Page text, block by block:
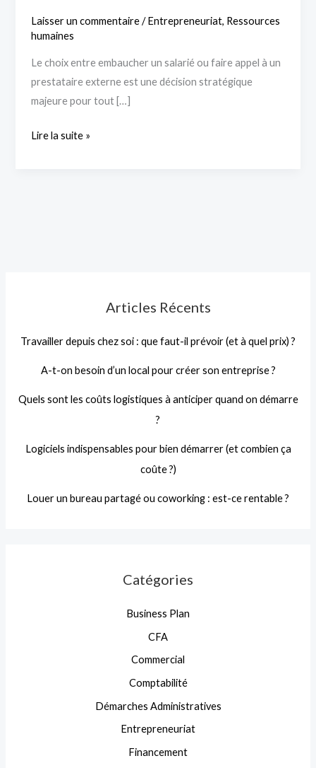
Articles Récents
Travailler depuis chez soi : que faut-il prévoir (et à quel prix) ?
A-t-on besoin d’un local pour créer son entreprise ?
Quels sont les coûts logistiques à anticiper quand on démarre
?
Logiciels indispensables pour bien démarrer (et combien ça
coûte ?)
Louer un bureau partagé ou coworking : est-ce rentable ?
Catégories
Business Plan
CFA
Commercial
Comptabilité
Démarches Administratives
Entrepreneuriat
Financement
Laisser un commentaire/Entrepreneuriat, Ressources
humaines
Le choix entre embaucher un salarié ou faire appel à un
prestataire externe est une décision stratégique
majeure pour tout […]
Lire la suite »